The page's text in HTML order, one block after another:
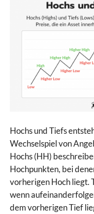
Hochs und Tiefs
Wechselspiel von
Hochs (HH)
Hochpunkten, bei
vorherigen Hoch liegt.
wenn
dem vorherigen Tief